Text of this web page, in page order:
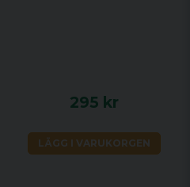
295 kr
LÄGG I VARUKORGEN